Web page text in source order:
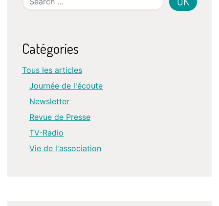
Catégories
Tous les articles
Journée de l'écoute
Newsletter
Revue de Presse
TV-Radio
Vie de l'association